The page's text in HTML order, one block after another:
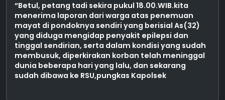
“Betul, petang tadi sekira pukul 18.00.WIB.kita
menerima laporan dari warga atas penemuan
mayat di pondoknya sendiri yang berisial As(32)
yang diduga mengidap penyakit epilepsi dan
tinggal sendirian, serta dalam kondisi yang sudah
membusuk, diperkirakan korban telah meninggal
dunia beberapa hari yang lalu, dan sekarang
sudah dibawa ke RSU,pungkas Kapolsek